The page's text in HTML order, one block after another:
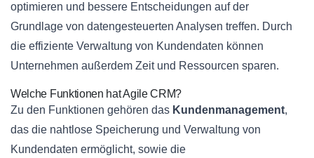
optimieren und bessere Entscheidungen auf der
Grundlage von datengesteuerten Analysen treffen. Durch
die effiziente Verwaltung von Kundendaten können
Unternehmen außerdem Zeit und Ressourcen sparen.
Welche Funktionen hat Agile CRM?
Zu den Funktionen gehören das Kundenmanagement,
das die nahtlose Speicherung und Verwaltung von
Kundendaten ermöglicht, sowie die